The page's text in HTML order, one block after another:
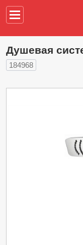
Душевая
184968